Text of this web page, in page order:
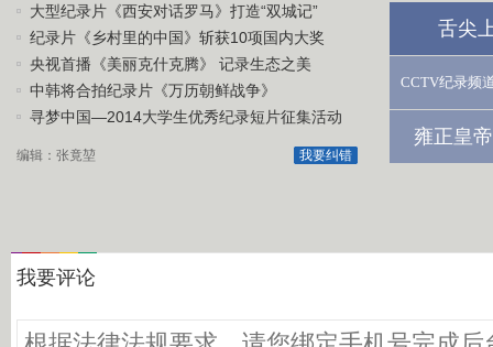
大型纪录片《西安对话罗马》打造“双城记”
纪录片《乡村里的中国》斩获10项国内大奖
央视首播《美丽克什克腾》 记录生态之美
中韩将合拍纪录片《万历朝鲜战争》
寻梦中国—2014大学生优秀纪录短片征集活动
我要纠错
编辑：张竟堃
舌尖
CCTV纪录频
雍正皇